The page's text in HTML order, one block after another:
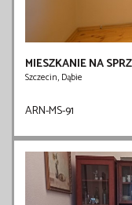
MIESZKANIE NA
Szczecin, Dąbie
ARN-MS-91